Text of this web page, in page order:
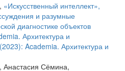
«Искусственный интеллект»,
и разумные
диагностике объектов
Архитектура и
Academia. Архитектура и
Анастасия Сёмина,